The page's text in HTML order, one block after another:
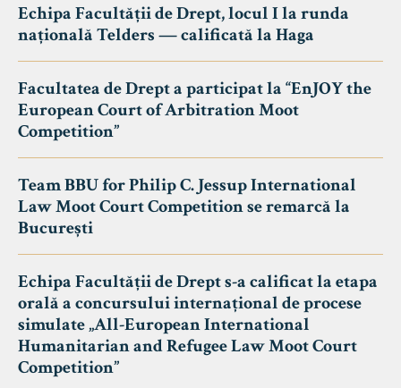
Echipa Facultății de Drept, locul I la runda
națională Telders — calificată la Haga
Facultatea de Drept a participat la “EnJOY the
European Court of Arbitration Moot
Competition”
Team BBU for Philip C. Jessup International
Law Moot Court Competition se remarcă la
București
Echipa Facultății de Drept s-a calificat la etapa
orală a concursului internațional de procese
simulate „All-European International
Humanitarian and Refugee Law Moot Court
Competition”